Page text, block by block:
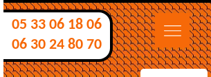
05 33 06 18 06
06 30 24 80 70